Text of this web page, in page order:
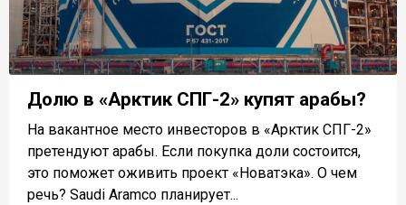
Долю в «Арктик СПГ-2» купят арабы?
На вакантное место инвесторов в «Арктик СПГ-2»
претендуют арабы. Если покупка доли состоится,
это поможет оживить проект «Новатэка». О чем
речь? Saudi Aramco планирует...